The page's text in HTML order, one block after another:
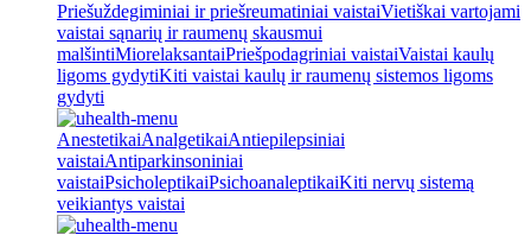
Priešuždegiminiai ir priešreumatiniai vaistaiVietiškai vartojami
vaistai sąnarių ir raumenų skausmui
malšintiMiorelaksantaiPriešpodagriniai vaistaiVaistai kaulų
ligoms gydytiKiti vaistai kaulų ir raumenų sistemos ligoms
gydyti
AnestetikaiAnalgetikaiAntiepilepsiniai
vaistaiAntiparkinsoniniai
vaistaiPsicholeptikaiPsichoanaleptikaiKiti nervų sistemą
veikiantys vaistai